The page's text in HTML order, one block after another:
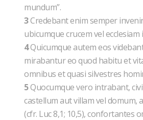
mundum”.
3Credebant enim semper
ubicumque crucem vel ecclesiam
4Quicumque autem eos
mirabantur eo quod habitu et
omnibus et quasi silvestres
5Quocumque vero intrabant,
castellum aut villam vel domum,
(cfr. Luc 8,1; 10,5), confortantes